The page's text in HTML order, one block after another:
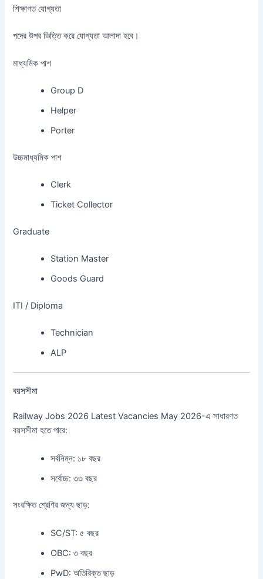
শিক্ষাগত যোগ্যতা
পদের উপর ভিত্তি করে যোগ্যতা আলাদা হবে।
মাধ্যমিক পাশ
Group D
Helper
Porter
উচ্চমাধ্যমিক পাশ
Clerk
Ticket Collector
Graduate
Station Master
Goods Guard
ITI / Diploma
Technician
ALP
বয়সসীমা
Railway Jobs 2026 Latest Vacancies May 2026-এ সাধারণত
বয়সসীমা হতে পারে:
সর্বনিম্ন: ১৮ বছর
সর্বোচ্চ: ৩৩ বছর
সংরক্ষিত শ্রেণির জন্য ছাড়:
SC/ST: ৫ বছর
OBC: ৩ বছর
PwD: অতিরিক্ত ছাড়